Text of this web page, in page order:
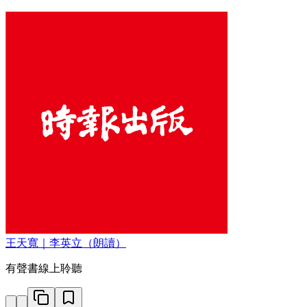
王天寬｜李英立（朗讀）
有聲書線上聆聽